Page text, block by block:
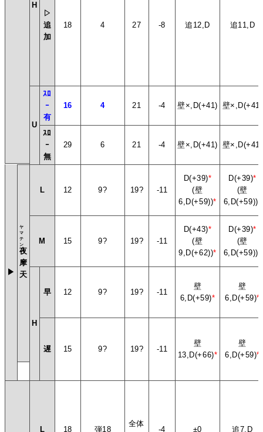
H
▷
追
加
18 4 27 -8 追12,D 追11,D
U
ｽﾛ
ｰ
有
16 4 21 -4 壁×,D(+41) 壁×,D(+41)
ｽﾛ
ｰ
無
29 6 21 -4 壁×,D(+41) 壁×,D(+41)
▶
夜
摩
天
ヤ
マ
テ
ン
L 12 9? 19? -11
D(+39)*
(壁
6,D(+59))*
D(+39)*
(壁
6,D(+59))
M 15 9? 19? -11
D(+43)*
(壁
9,D(+62))*
D(+39)*
(壁
6,D(+59))
H
早 12 9? 19? -11
壁
6,D(+59)*
壁
6,D(+59)*
遅 15 9? 19? -11
壁
13,D(+66)*
壁
6,D(+59)*
L 18 弾18
全体
-4 ±0 追7,D